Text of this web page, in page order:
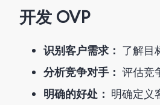
开发 OVP
识别客户需求： 了解目
分析竞争对手： 评估竞
明确的好处： 明确定义